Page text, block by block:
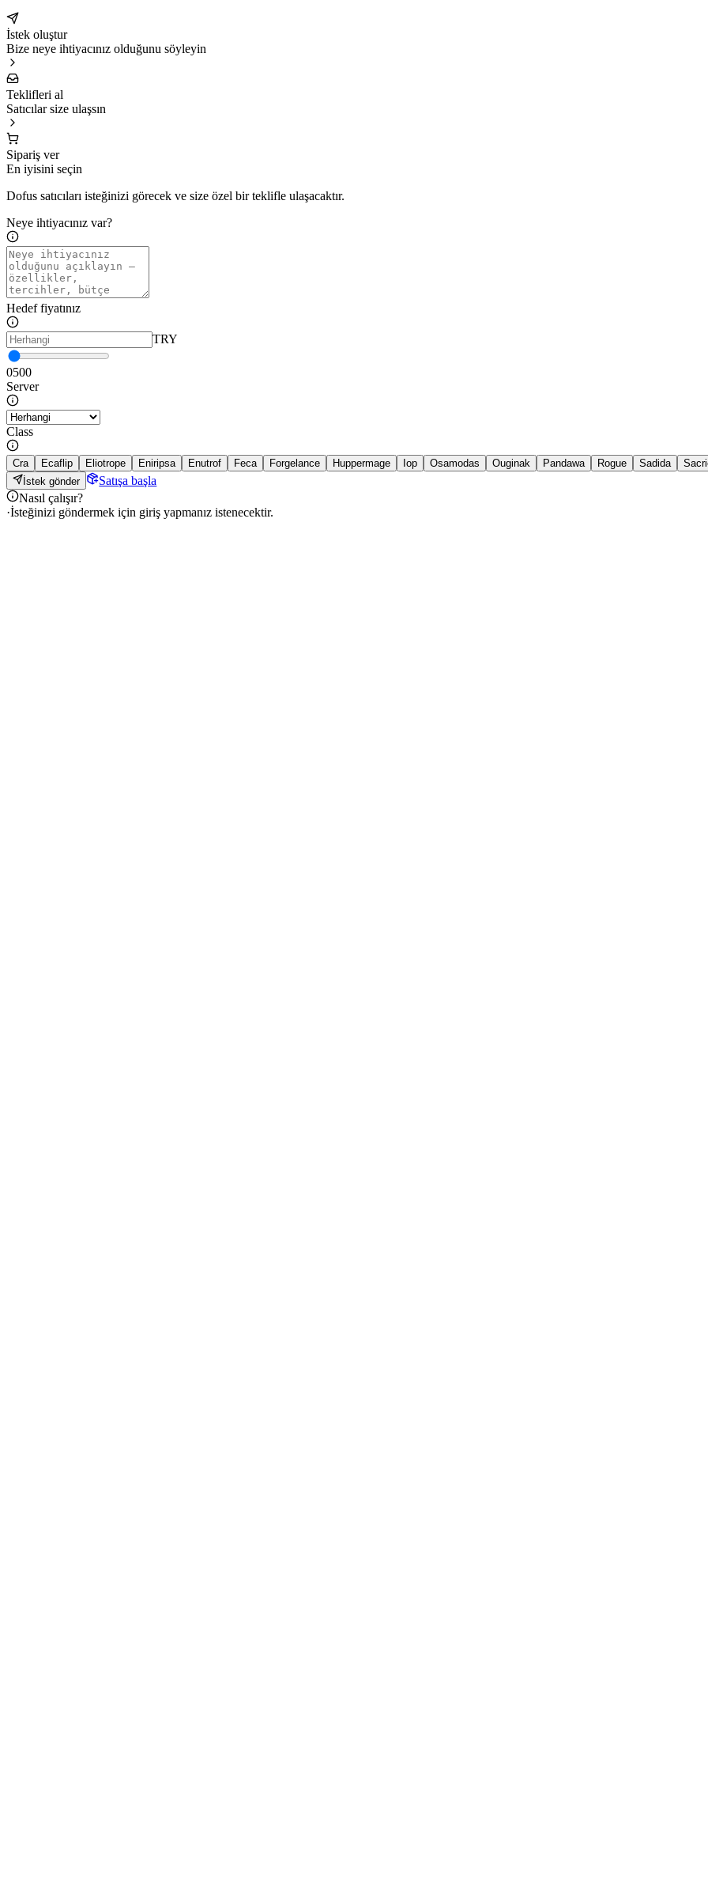
İstek oluştur
Bize neye ihtiyacınız olduğunu söyleyin
Teklifleri al
Satıcılar size ulaşsın
Sipariş ver
En iyisini seçin
Dofus satıcıları isteğinizi görecek ve size özel bir teklifle ulaşacaktır.
Neye ihtiyacınız var?
Hedef fiyatınız
TRY
0500
Server
Class
Cra Ecaflip Eliotrope Eniripsa Enutrof Feca Forgelance Huppermage Iop Osamodas Ouginak Pandawa Rogue Sadida
İstek gönder
Satışa başla
Nasıl çalışır?
·İsteğinizi göndermek için giriş yapmanız istenecektir.